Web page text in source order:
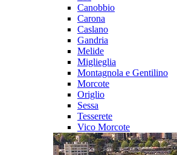
Canobbio
Carona
Caslano
Gandria
Melide
Miglieglia
Montagnola e Gentilino
Morcote
Origlio
Sessa
Tesserete
Vico Morcote